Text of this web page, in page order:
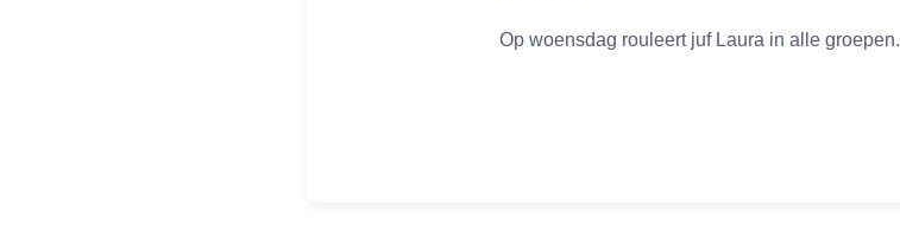
Op woensdag rouleert juf Laura in alle groepen.